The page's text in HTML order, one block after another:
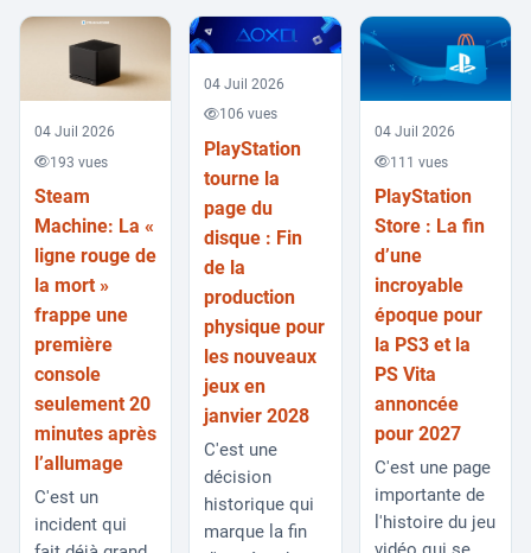
04 Juil 2026
193 vues
Steam
Machine: La «
ligne rouge de
la mort »
frappe une
première
console
seulement 20
minutes après
l’allumage
C'est un
incident qui
04 Juil 2026
106 vues
PlayStation
tourne la
page du
disque : Fin
de la
production
physique pour
les nouveaux
jeux en
janvier 2028
C'est une
décision
historique qui
marque la fin
04 Juil 2026
111 vues
PlayStation
Store : La fin
d’une
incroyable
époque pour
la PS3 et la
PS Vita
annoncée
pour 2027
C'est une page
importante de
l'histoire du jeu